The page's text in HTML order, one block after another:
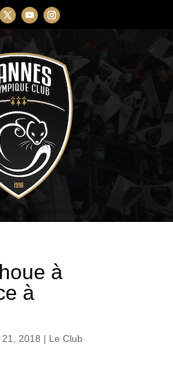
à
à
21, 2018 | Le Club